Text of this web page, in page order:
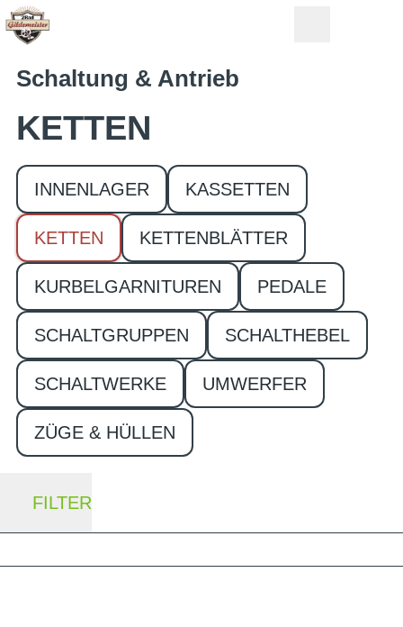
Schaltung & Antrieb
KETTEN
INNENLAGER KASSETTEN
KETTEN KETTENBLÄTTER
KURBELGARNITUREN PEDALE
SCHALTGRUPPEN SCHALTHEBEL
SCHALTWERKE UMWERFER
ZÜGE & HÜLLEN
FILTER